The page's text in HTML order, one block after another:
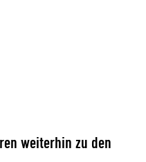
weiterhin zu den